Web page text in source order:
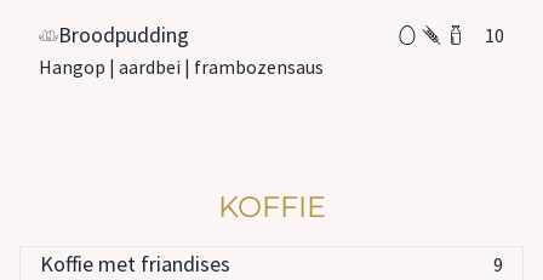
Broodpudding
10
Hangop | aardbei | frambozensaus
KOFFIE
Koffie met friandises
9